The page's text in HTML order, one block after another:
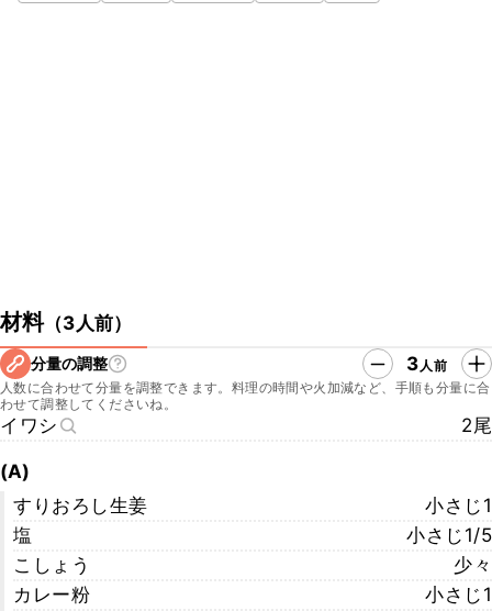
材料（3人前）
分量の調整 3人前
人数に合わせて分量を調整できます。料理の時間や火加減など、手順も分量に合
わせて調整してくださいね。
イワシ 2尾
(A)
すりおろし生姜
小さじ1
塩
小さじ1/5
こしょう
少々
カレー粉
小さじ1